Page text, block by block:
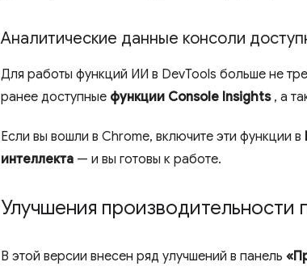
Аналитические данные консоли
Для работы функций ИИ в DevTools больше не
ранее доступные функции Console Insights, а
Если вы вошли в Chrome, включите эти функции в
интеллекта — и вы готовы к работе.
Улучшения производительности
В этой версии внесен ряд улучшений в панель